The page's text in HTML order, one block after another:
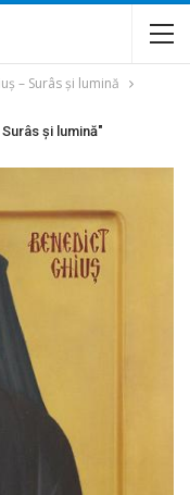
– Surâs şi lumină
şi lumină"